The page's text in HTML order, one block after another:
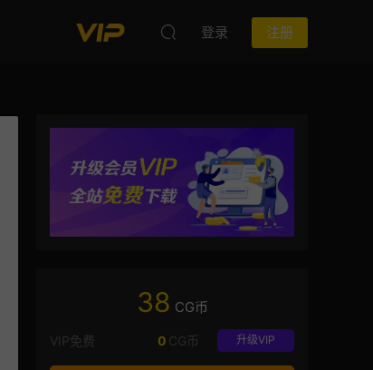
登录 注册
38 CG币
VIP免费 升级VIP
0 CG币